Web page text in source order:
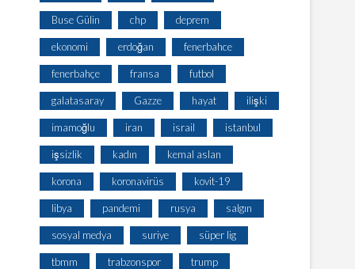
Buse Gülin chp deprem
ekonomi erdoğan fenerbahce
fenerbahçe fransa futbol
galatasaray Gazze hayat ilişki
imamoğlu iran israil istanbul
işsizlik kadın kemal aslan
korona koronavirüs kovit-19
libya pandemi rusya salgın
sosyal medya suriye süper lig
tbmm trabzonspor trump